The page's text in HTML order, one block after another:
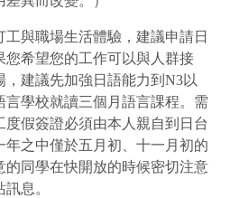
與職場生活體驗，建議申請日
您希望您的工作可以與人群接
建議先加強日語能力到N3以
言學校就讀三個月語言課程。需
假簽證必須由本人親自到日台
年之中僅於五月初、十一月初的
的同學在快開放的時候密切注意
息。